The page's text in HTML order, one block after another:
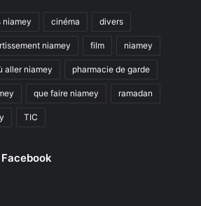
niamey cinéma divers
niamey film niamey
aller niamey pharmacie de garde
que faire niamey ramadan
TIC